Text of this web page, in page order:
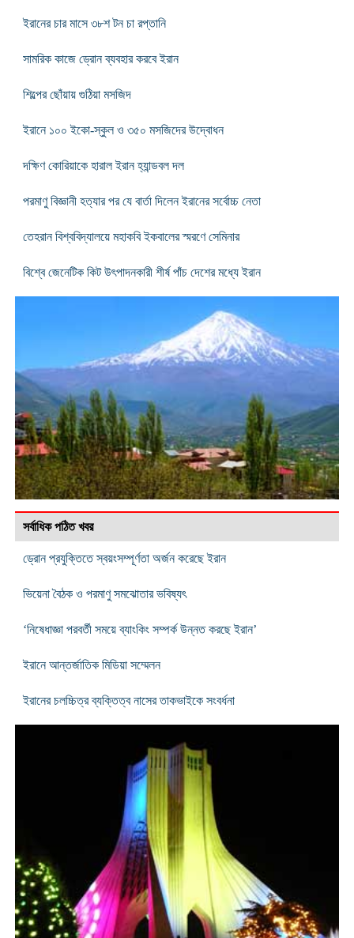
ইরানের চার মাসে ৩৮শ টন চা রপ্তানি
সামরিক কাজে ড্রোন ব্যবহার করবে ইরান
শিল্পের ছোঁয়ায় গুঠিয়া মসজিদ
ইরানে ১০০ ইকো-স্কুল ও ৩৫০ মসজিদের উদ্বোধন
দক্ষিণ কোরিয়াকে হারাল ইরান হ্যান্ডবল দল
পরমাণু বিজ্ঞানী হত্যার পর যে বার্তা দিলেন ইরানের সর্বোচ্চ নেতা
তেহরান বিশ্ববিদ্যালয়ে মহাকবি ইকবালের স্মরণে সেমিনার
বিশ্বে জেনেটিক কিট উৎপাদনকারী শীর্ষ পাঁচ দেশের মধ্যে ইরান
সর্বাধিক পঠিত খবর
ড্রোন প্রযুক্তিতে স্বয়ংসম্পূর্ণতা অর্জন করেছে ইরান
ভিয়েনা বৈঠক ও পরমাণু সমঝোতার ভবিষ্যৎ
‘নিষেধাজ্ঞা পরবর্তী সময়ে ব্যাংকিং সম্পর্ক উন্নত করছে ইরান’
ইরানে আন্তর্জাতিক মিডিয়া সম্মেলন
ইরানের চলচ্চিত্র ব্যক্তিত্ব নাসের তাকভাইকে সংবর্ধনা